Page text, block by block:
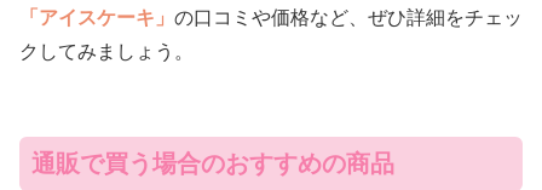
「アイスケーキ」 の口コミや価格など、ぜひ詳細をチェッ
クしてみましょう。
通販で買う場合のおすすめの商品